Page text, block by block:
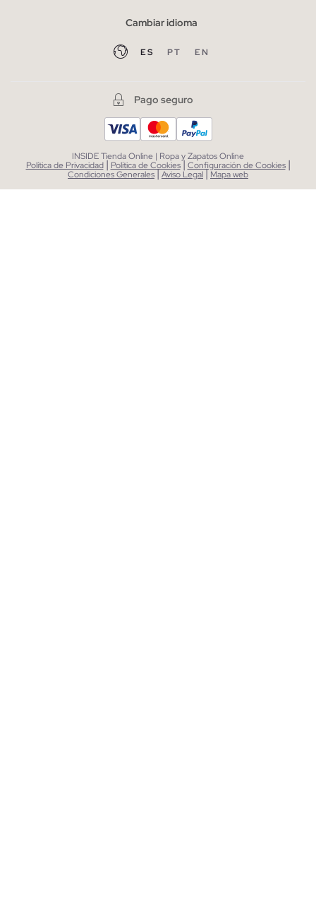
Cambiar idioma
ES PT EN
Pago seguro
INSIDE Tienda Online | Ropa y Zapatos Online
Política de Privacidad | Política de Cookies| Configuración de Cookies |
Condiciones Generales|Aviso Legal| Mapa web